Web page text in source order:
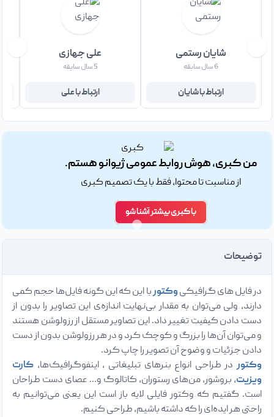
شایان رستمی
6 سال سابقه
ارتباط با شایان
علی جهازی
5 سال سابقه
ارتباط با علی
من کبری، هوش روابط عمومی ژیوانو هستم.
از مناسبت تا محتوا، فقط با یک تصمیم کبری
با کبری بیشتر آشنا شو
توضیحات
در فایل های گرافیکیوکتوربا این که این گونه فایل‌ها حجم کمی
دارند، ولی می‌توان به مقدار بی‌نهایت اندازه‌ی این تصاویر را بدون از
دست دادن کیفیت تغییر داد. این تصاویر مستقل از رزولوشن هستند
و می‌توان آن‌ها را بزرگ و کوچک کرد و در هر رزولوشن بدون از دست
دادن جزئیات و وضوح آن تصویر را چاپ کرد.
وکتوردر طراحی انواع بنرهای تبلیغاتی ، اینفوگرافیک‌ها، کارت
ویزیت‌، بروشور‌، من‌های رستوران‌، کاتالوگ و… عصای دست طراحان
است. گفتیم که وکتور فایلی لایه باز است این یعنی می‌توانیم به
راحتی هر ایده‌ای را که داشته باشیم، طراحی کنیم.